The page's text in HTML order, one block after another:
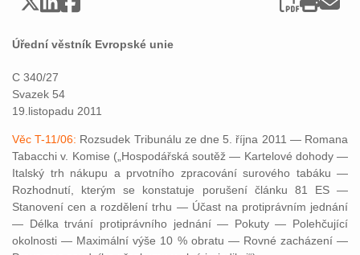
Úřední věstník Evropské unie
C 340/27
Svazek 54
19.listopadu 2011
Věc T-11/06: Rozsudek Tribunálu ze dne 5. října 2011 — Romana
Tabacchi v. Komise („Hospodářská soutěž — Kartelové dohody —
Italský trh nákupu a prvotního zpracování surového tabáku —
Rozhodnutí, kterým se konstatuje porušení článku 81 ES —
Stanovení cen a rozdělení trhu — Účast na protiprávním jednání
— Délka trvání protiprávního jednání — Pokuty — Polehčující
okolnosti — Maximální výše 10 % obratu — Rovné zacházení —